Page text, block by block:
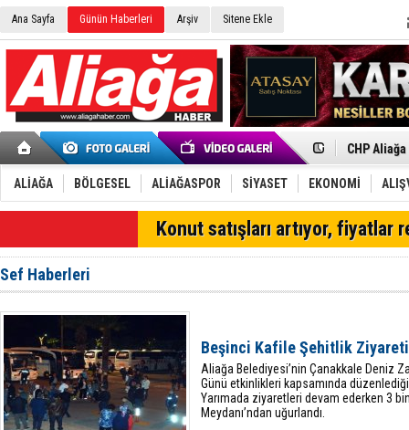
Ana Sayfa Günün Haberleri Arşiv Sitene Ekle
İzmir'in
Çağrısı
Onat
Menemen
Aliağa'da
Furkan
Chp
AK Parti
Alto,
Chp
ALİAĞA BÖLGESEL ALİAĞASPOR SİYASET EKONOMİ
Konut satışları artıyor, fiyatlar
Sef Haberleri
Beşinci Kafile Şehitlik Ziyareti
Aliağa Belediyesi’nin Çanakkale Deniz
Günü etkinlikleri kapsamında
Yarımada ziyaretleri devam ederken 3
Meydanı’ndan uğurlandı.